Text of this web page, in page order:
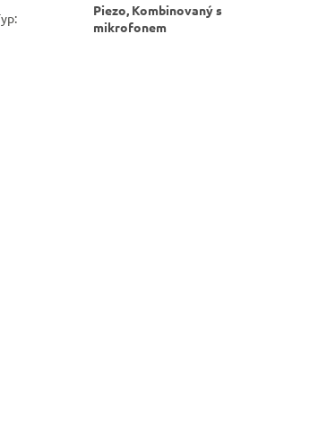
:
Piezo, Kombinovaný s
mikrofonem